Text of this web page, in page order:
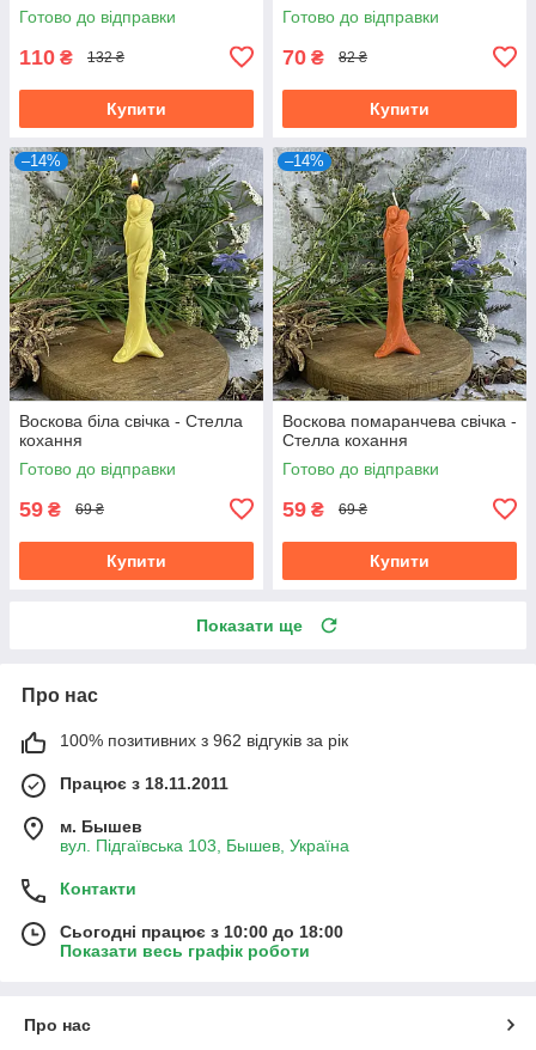
Готово до відправки
110 ₴ 132 ₴
Купити
Готово до відправки
70 ₴ 82 ₴
Купити
–14%
Воскова біла свічка - Стелла
кохання
Готово до відправки
59 ₴ 69 ₴
Купити
–14%
Воскова помаранчева свічка -
Стелла кохання
Готово до відправки
59 ₴ 69 ₴
Купити
Показати ще
Про нас
100% позитивних з 962 відгуків за рік
Працює з 18.11.2011
м. Бышев
вул. Підгаївська 103, Бышев, Україна
Контакти
Сьогодні працює з 10:00 до 18:00
Показати весь графік роботи
Про нас